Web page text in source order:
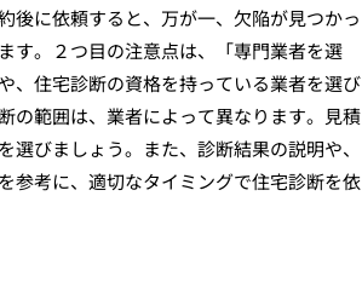
後に依頼すると、万が一、欠陥が見つかっ
す。２つ目の注意点は、「専門業者を選
、住宅診断の資格を持っている業者を選び
の範囲は、業者によって異なります。見積
びましょう。また、診断結果の説明や、
参考に、適切なタイミングで住宅診断を依